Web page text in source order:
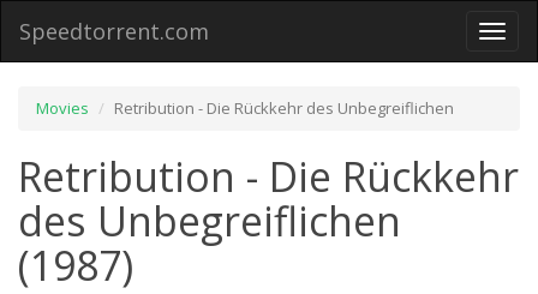
Toggle
Speedtorrent.com
Movies Retribution - Die Rückkehr des Unbegreiflichen
Retribution - Die Rückkehr
des Unbegreiflichen
(1987)